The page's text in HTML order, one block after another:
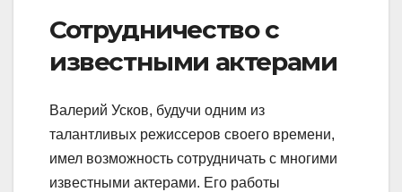
Сотрудничество с
известными актерами
Валерий Усков, будучи одним из
талантливых режиссеров своего времени,
имел возможность сотрудничать с многими
известными актерами. Его работы